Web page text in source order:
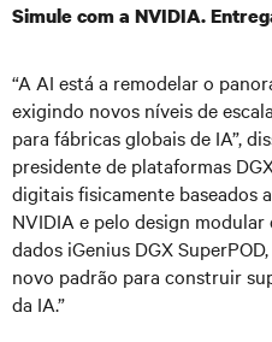
Simule com a NVIDIA.
“A AI está a remodelar o
exigindo novos níveis de
para fábricas globais de IA”,
presidente de plataformas
digitais fisicamente baseados
NVIDIA e pelo design
dados iGenius DGX
novo padrão para construir
da IA.”